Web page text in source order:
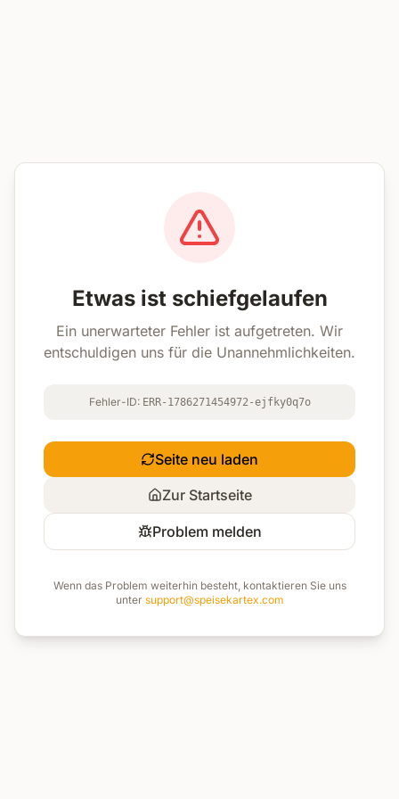
Etwas ist schiefgelaufen
Ein unerwarteter Fehler ist aufgetreten. Wir
entschuldigen uns für die Unannehmlichkeiten.
Fehler-ID: ERR-1786271454972-ejfky0q7o
Seite neu laden
Zur Startseite
Problem melden
Wenn das Problem weiterhin besteht, kontaktieren Sie uns
unter support@speisekartex.com